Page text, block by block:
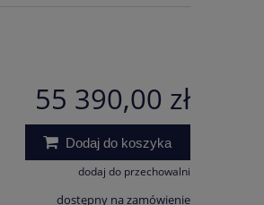
55 390,00 zł
Dodaj do koszyka
dodaj do przechowalni
dostępny na zamówienie